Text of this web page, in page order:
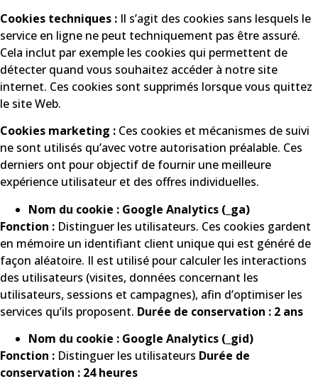
Cookies techniques : Il s’agit des cookies sans lesquels le
service en ligne ne peut techniquement pas être assuré.
Cela inclut par exemple les cookies qui permettent de
détecter quand vous souhaitez accéder à notre site
internet. Ces cookies sont supprimés lorsque vous quittez
le site Web.
Cookies marketing : Ces cookies et mécanismes de suivi
ne sont utilisés qu’avec votre autorisation préalable. Ces
derniers ont pour objectif de fournir une meilleure
expérience utilisateur et des offres individuelles.
Nom du cookie : Google Analytics (_ga)
Fonction : Distinguer les utilisateurs. Ces cookies gardent
en mémoire un identifiant client unique qui est généré de
façon aléatoire. Il est utilisé pour calculer les interactions
des utilisateurs (visites, données concernant les
utilisateurs, sessions et campagnes), afin d’optimiser les
services qu’ils proposent. Durée de conservation : 2 ans
Nom du cookie : Google Analytics (_gid)
Fonction : Distinguer les utilisateurs Durée de
conservation : 24 heures